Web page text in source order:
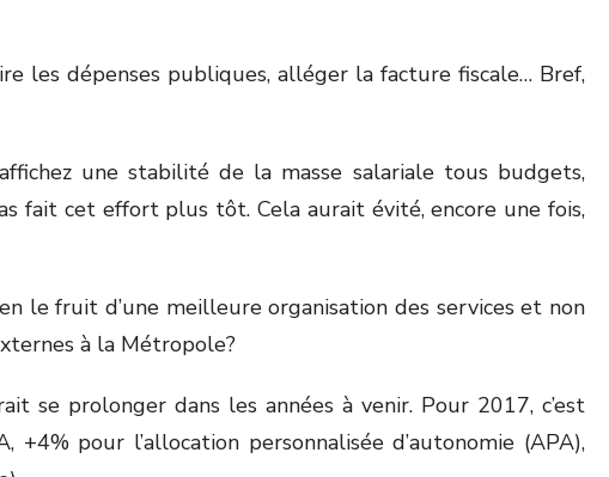
les dépenses publiques, alléger la facture fiscale… Bref,
une stabilité de la masse salariale tous budgets,
fait cet effort plus tôt. Cela aurait évité, encore une fois,
le fruit d’une meilleure organisation des services et non
à la Métropole?
se prolonger dans les années à venir. Pour 2017, c’est
pour l’allocation personnalisée d’autonomie (APA),